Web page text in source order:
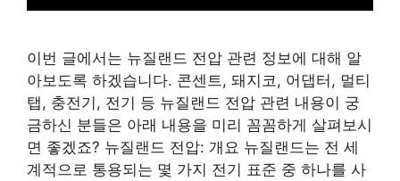
이번 글에서는 뉴질랜드 전압 관련 정보에 대해 알
아보도록 하겠습니다. 콘센트, 돼지코, 어댑터, 멀티
탭, 충전기, 전기 등 뉴질랜드 전압 관련 내용이 궁
금하신 분들은 아래 내용을 미리 꼼꼼하게 살펴보시
면 좋겠죠? 뉴질랜드 전압: 개요 뉴질랜드는 전 세
계적으로 통용되는 몇 가지 전기 표준 중 하나를 사